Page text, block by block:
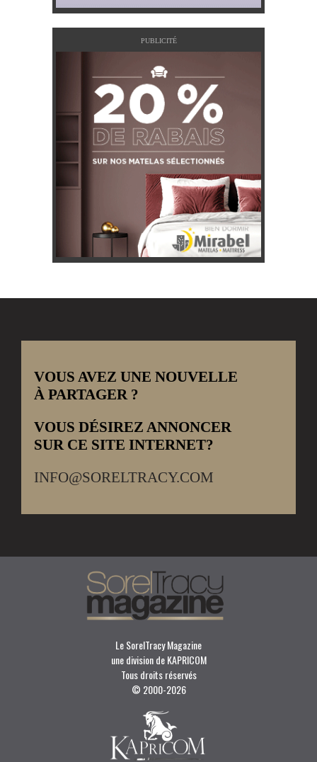
PUBLICITÉ
VOUS AVEZ UNE NOUVELLE
À PARTAGER ?
VOUS DÉSIREZ ANNONCER
SUR CE SITE INTERNET?
INFO@SORELTRACY.COM
Le SorelTracy Magazine
une division de KAPRICOM
Tous droits réservés
© 2000-2026